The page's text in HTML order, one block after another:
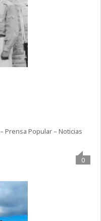
Prensa Popular – Noticias
0